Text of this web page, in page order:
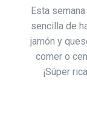
Esta
sencilla de
jamón y
comer o
¡Súper